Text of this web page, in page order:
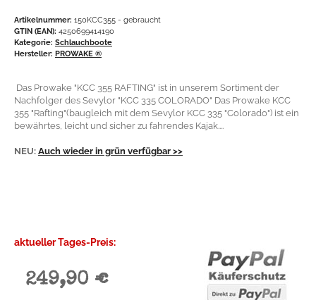
Artikelnummer: 150KCC355 - gebraucht
GTIN (EAN): 4250699414190
Kategorie: Schlauchboote
Hersteller: PROWAKE ®
Das Prowake "KCC 355 RAFTING" ist in unserem Sortiment der
Nachfolger des Sevylor "KCC 335 COLORADO" Das Prowake KCC
355 "Rafting"(baugleich mit dem Sevylor KCC 335 "Colorado") ist ein
bewährtes, leicht und sicher zu fahrendes Kajak....
NEU: Auch wieder in grün verfügbar >>
aktueller Tages-Preis:
249,90 €